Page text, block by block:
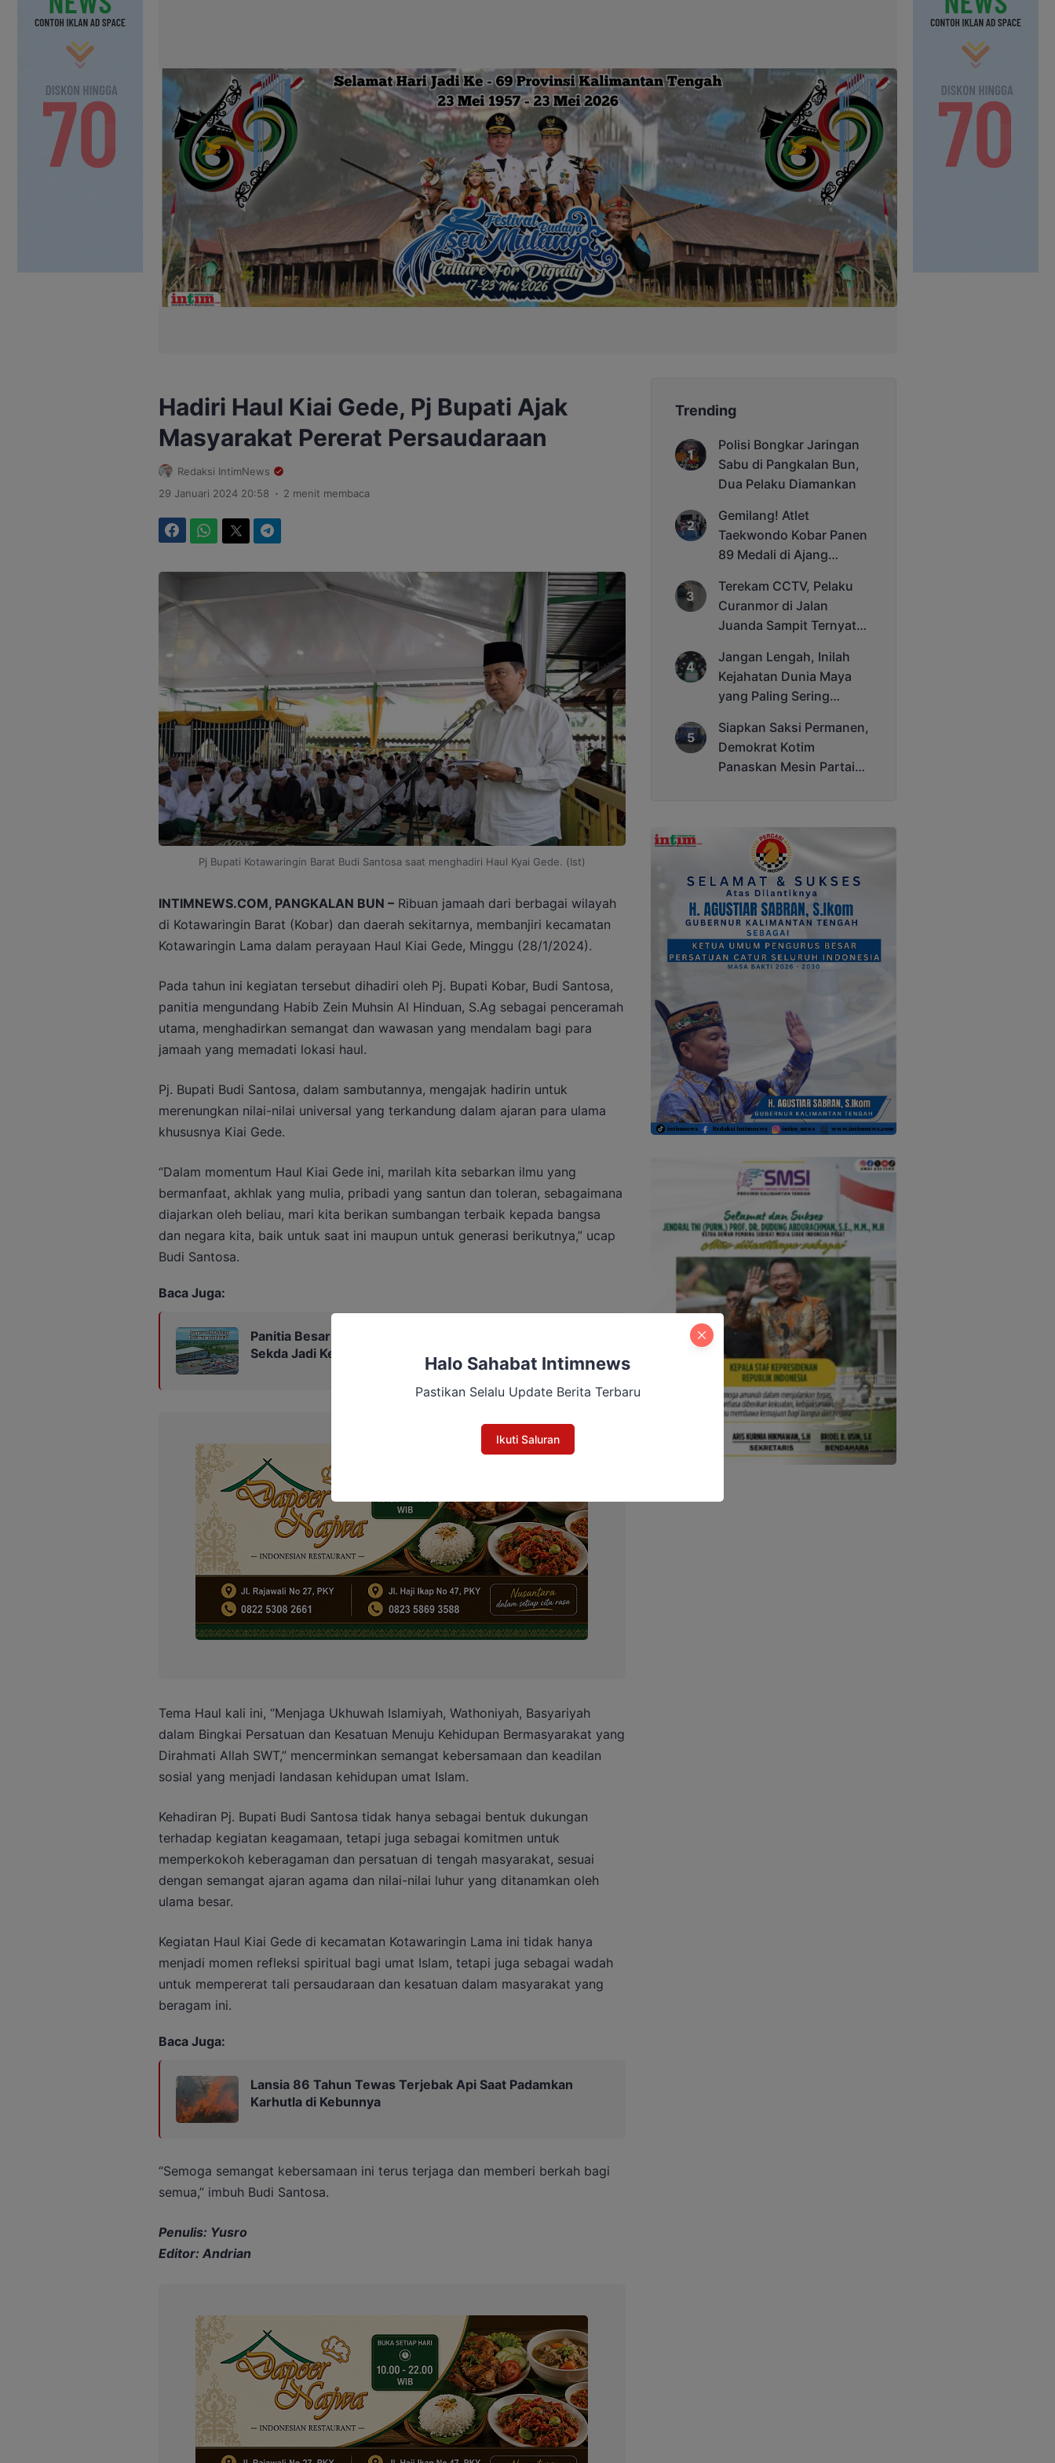
Hadiri Haul Kiai Gede, Pj Bupati Ajak
Masyarakat Pererat Persaudaraan
Redaksi IntimNews
29 Januari 2024 20:58 . 2 menit membaca
Pj Bupati Kotawaringin Barat Budi Santosa saat menghadiri Haul Kyai Gede. (Ist)
INTIMNEWS.COM, PANGKALAN BUN –Ribuan jamaah dari berbagai wilayah
di Kotawaringin Barat (Kobar) dan daerah sekitarnya, membanjiri kecamatan
Kotawaringin Lama dalam perayaan Haul Kiai Gede, Minggu (28/1/2024).
Pada tahun ini kegiatan tersebut dihadiri oleh Pj. Bupati Kobar, Budi Santosa,
panitia mengundang Habib Zein Muhsin Al Hinduan, S.Ag sebagai penceramah
utama, menghadirkan semangat dan wawasan yang mendalam bagi para
jamaah yang memadati lokasi haul.
Pj. Bupati Budi Santosa, dalam sambutannya, mengajak hadirin untuk
merenungkan nilai-nilai universal yang terkandung dalam ajaran para ulama
khususnya Kiai Gede.
“Dalam momentum Haul Kiai Gede ini, marilah kita sebarkan ilmu yang
bermanfaat, akhlak yang mulia, pribadi yang santun dan toleran, sebagaimana
diajarkan oleh beliau, mari kita berikan sumbangan terbaik kepada bangsa
dan negara kita, baik untuk saat ini maupun untuk generasi berikutnya,” ucap
Budi Santosa.
Baca Juga:
Panitia Besar Porprov Xlll Kalteng Diambil Alih Provinsi,
Sekda Jadi Ketua
Tema Haul kali ini, “Menjaga Ukhuwah Islamiyah, Wathoniyah, Basyariyah
dalam Bingkai Persatuan dan Kesatuan Menuju Kehidupan Bermasyarakat yang
Dirahmati Allah SWT,” mencerminkan semangat kebersamaan dan keadilan
sosial yang menjadi landasan kehidupan umat Islam.
Kehadiran Pj. Bupati Budi Santosa tidak hanya sebagai bentuk dukungan
terhadap kegiatan keagamaan, tetapi juga sebagai komitmen untuk
memperkokoh keberagaman dan persatuan di tengah masyarakat, sesuai
dengan semangat ajaran agama dan nilai-nilai luhur yang ditanamkan oleh
ulama besar.
Kegiatan Haul Kiai Gede di kecamatan Kotawaringin Lama ini tidak hanya
menjadi momen refleksi spiritual bagi umat Islam, tetapi juga sebagai wadah
untuk mempererat tali persaudaraan dan kesatuan dalam masyarakat yang
beragam ini.
Baca Juga:
Lansia 86 Tahun Tewas Terjebak Api Saat Padamkan
Karhutla di Kebunnya
“Semoga semangat kebersamaan ini terus terjaga dan memberi berkah bagi
semua,” imbuh Budi Santosa.
Penulis: Yusro
Editor: Andrian
Trending
Polisi Bongkar Jaringan
Sabu di Pangkalan Bun,
Dua Pelaku Diamankan
Gemilang! Atlet
Taekwondo Kobar Panen
89 Medali di Ajang
Cup 2025
Terekam CCTV, Pelaku
Curanmor di Jalan
Juanda Sampit Ternyata
Jangan Lengah, Inilah
Kejahatan Dunia Maya
yang Paling Sering
Siapkan Saksi Permanen,
Demokrat Kotim
Panaskan Mesin Partai
Halo Sahabat Intimnews
Pastikan Selalu Update Berita Terbaru
Ikuti Saluran